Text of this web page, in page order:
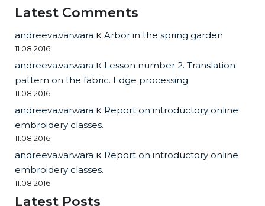
Latest Comments
andreeva.varwara к Arbor in the spring garden
11.08.2016
andreeva.varwara к Lesson number 2. Translation
pattern on the fabric. Edge processing
11.08.2016
andreeva.varwara к Report on introductory online
embroidery classes.
11.08.2016
andreeva.varwara к Report on introductory online
embroidery classes.
11.08.2016
Latest Posts